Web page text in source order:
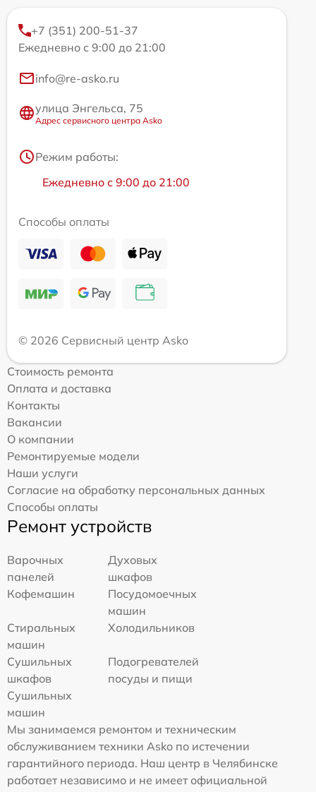
+7 (351) 200-51-37
Ежедневно с 9:00 до 21:00
info@re-asko.ru
улица Энгельса, 75
Адрес сервисного центра Asko
Режим работы:
Ежедневно с 9:00 до 21:00
Способы оплаты
© 2026 Сервисный центр Asko
Стоимость ремонта
Оплата и доставка
Контакты
Вакансии
О компании
Ремонтируемые модели
Наши услуги
Согласие на обработку персональных данных
Способы оплаты
Ремонт устройств
Варочных
панелей
Духовых
шкафов
Кофемашин
Посудомоечных
машин
Стиральных
машин
Холодильников
Сушильных
шкафов
Подогревателей
посуды и пищи
Сушильных
машин
Мы занимаемся ремонтом и техническим
обслуживанием техники Asko по истечении
гарантийного периода. Наш центр в Челябинске
работает независимо и не имеет официальной